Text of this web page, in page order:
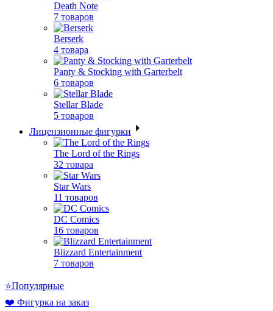
Death Note
7 товаров
Berserk
4 товара
Panty & Stocking with Garterbelt
6 товаров
Stellar Blade
5 товаров
Лицензионные фигурки
The Lord of the Rings
32 товара
Star Wars
11 товаров
DC Comics
16 товаров
Blizzard Entertainment
7 товаров
⭐Популярные
❤️ Фигурка на заказ